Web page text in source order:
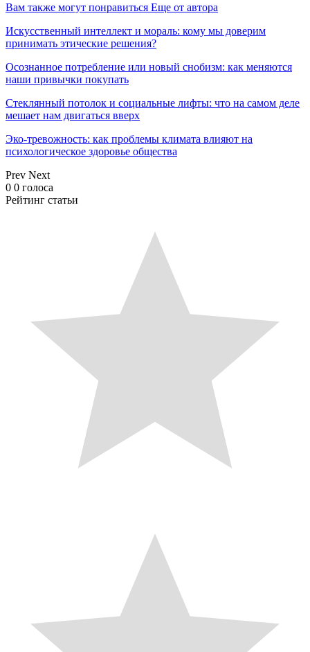
Вам также могут понравиться Еще от автора
Искусственный интеллект и мораль: кому мы доверим
принимать этические решения?
Осознанное потребление или новый снобизм: как меняются
наши привычки покупать
Стеклянный потолок и социальные лифты: что на самом деле
мешает нам двигаться вверх
Эко-тревожность: как проблемы климата влияют на
психологическое здоровье общества
Prev Next
0 0 голоса
Рейтинг статьи